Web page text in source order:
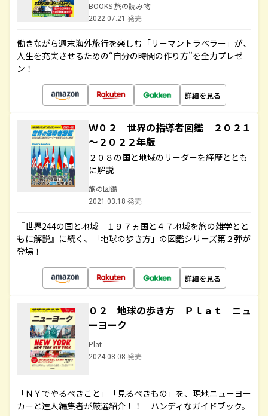
BOOKS 旅の読み物
2022.07.21 発売
働きながら週末海外旅行を楽しむ「リーマントラベラー」が、
人生を充実させるための“自分の時間の作り方”を全力プレゼ
ン！
詳細を見る
Ｗ０２ 世界の指導者図鑑 ２０２１
～２０２２年版
２０８の国と地域のリーダーを経歴ととも
に解説
旅の図鑑
2021.03.18 発売
『世界244の国と地域 １９７ヵ国と４７地域を旅の雑学とと
もに解説』に続く、「地球の歩き方」の図鑑シリーズ第２弾が
登場！
詳細を見る
０２ 地球の歩き方 Ｐｌａｔ ニュ
ーヨーク
Plat
2024.08.08 発売
「ＮＹでやるべきこと」「見るべきもの」を、現地ニューヨー
カーと達人編集者が厳選紹介！！ ハンディなガイドブック。